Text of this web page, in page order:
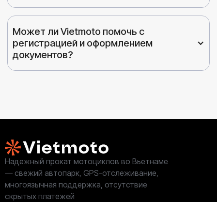
Может ли Vietmoto помочь с
регистрацией и оформлением
документов?
Надежный прокат мотоциклов во Вьетнаме
— свежий автопарк, GPS-отслеживание,
многоязычная поддержка, отсутствие
скрытых платежей